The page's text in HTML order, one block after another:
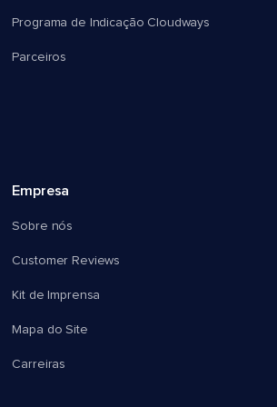
Programa de Indicação Cloudways
Parceiros
Empresa
Sobre nós
Customer Reviews
Kit de Imprensa
Mapa do Site
Carreiras